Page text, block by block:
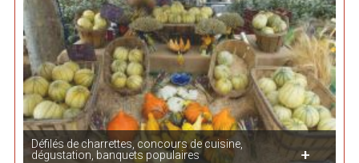
Défilés de charrettes, concours de cuisine,
dégustation, banquets populaires